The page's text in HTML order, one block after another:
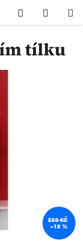
Hledat
KOŠÍK
tílku
550 KČ
–18 %